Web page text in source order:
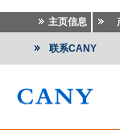
主页信息
联系CANY